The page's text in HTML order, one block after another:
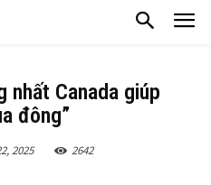
nhất Canada giúp
đông”
2025 2642